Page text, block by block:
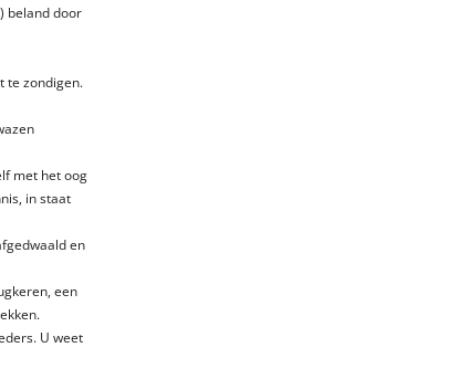
beland door
te zondigen.
met het oog
in staat
en
een
U weet